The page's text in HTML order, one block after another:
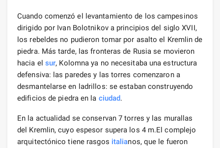
Cuando comenzó el levantamiento de los campesinos
dirigido por Ivan Bolotnikov a principios del siglo XVII,
los rebeldes no pudieron tomar por asalto el Kremlin de
piedra. Más tarde, las fronteras de Rusia se movieron
hacia el sur, Kolomna ya no necesitaba una estructura
defensiva: las paredes y las torres comenzaron a
desmantelarse en ladrillos: se estaban construyendo
edificios de piedra en la ciudad.
En la actualidad se conservan 7 torres y las murallas
del Kremlin, cuyo espesor supera los 4 m.El complejo
arquitectónico tiene rasgos italianos, que le fueron